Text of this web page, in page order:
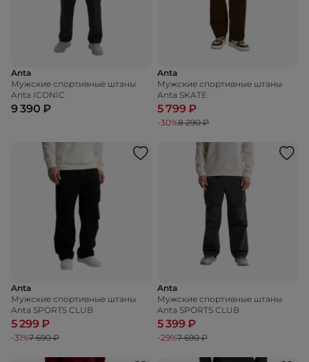
Anta
Мужские спортивные штаны
Anta ICONIC
9 390 ₽
Anta
Мужские спортивные штаны
Anta SKATE
5 799 ₽
-30%8 290 ₽
Anta
Мужские спортивные штаны
Anta SPORTS CLUB
5 299 ₽
-31%7 690 ₽
Anta
Мужские спортивные штаны
Anta SPORTS CLUB
5 399 ₽
-29%7 690 ₽